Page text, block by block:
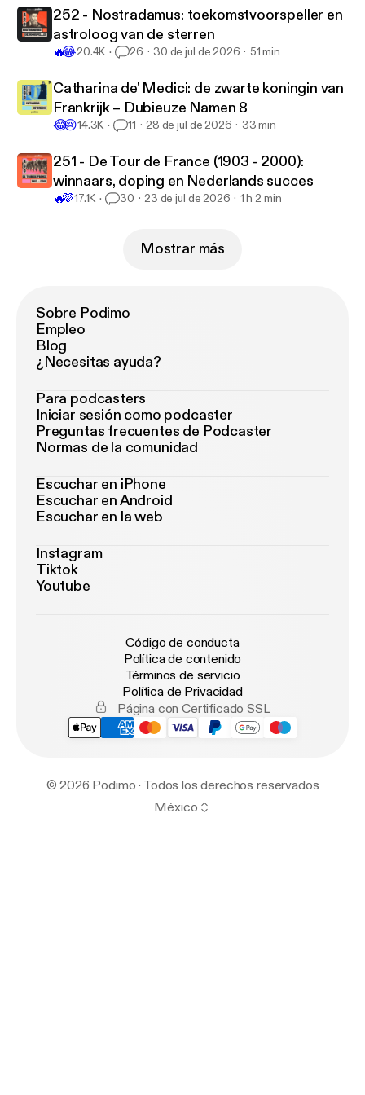
252 - Nostradamus: toekomstvoorspeller en
astroloog van de sterren
🔥😂20.4K 26 30 de jul de 2026 51 min
Catharina de' Medici: de zwarte koningin van
Frankrijk – Dubieuze Namen 8
😂😢14.3K 11 28 de jul de 2026 33 min
251 - De Tour de France (1903 - 2000):
winnaars, doping en Nederlands succes
🔥💜17.1K 30 23 de jul de 2026 1 h 2 min
Mostrar más
Sobre Podimo
Empleo
Blog
¿Necesitas ayuda?
Para podcasters
Iniciar sesión como podcaster
Preguntas frecuentes de Podcaster
Normas de la comunidad
Escuchar en iPhone
Escuchar en Android
Escuchar en la web
Instagram
Tiktok
Youtube
Código de conducta
Política de contenido
Términos de servicio
Política de Privacidad
Página con Certificado SSL
© 2026 Podimo · Todos los derechos reservados
México